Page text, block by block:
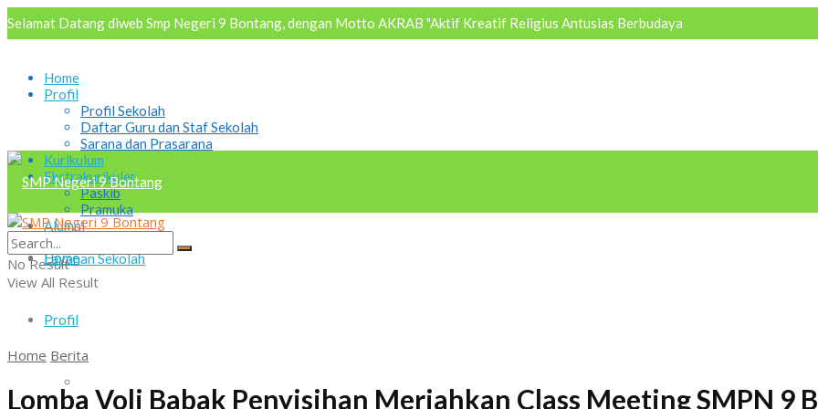
Selamat Datang diweb Smp Negeri 9 Bontang, dengan Motto AKRAB "Aktif Kreatif Religius Antusias Berbudaya
Home
Profil
Profil Sekolah
Daftar Guru dan Staf Sekolah
Sarana dan Prasarana
Kurikulum
Ekstrakurikuler
Paskib
Pramuka
Alumni
Osis
Layanan Sekolah
Home
Profil
No Result
View All Result
Home Berita
Lomba Voli Babak Penyisihan Meriahkan Class Meeting SMPN 9